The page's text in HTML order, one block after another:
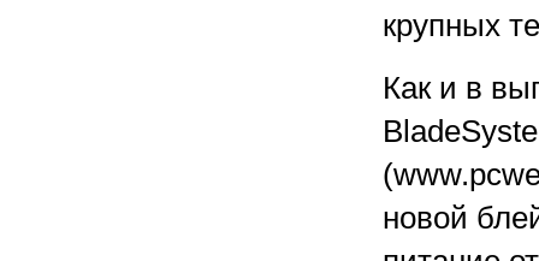
крупных
Как и в
новой